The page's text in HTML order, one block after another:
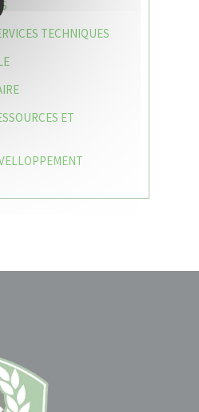
TECHNIQUES
ET